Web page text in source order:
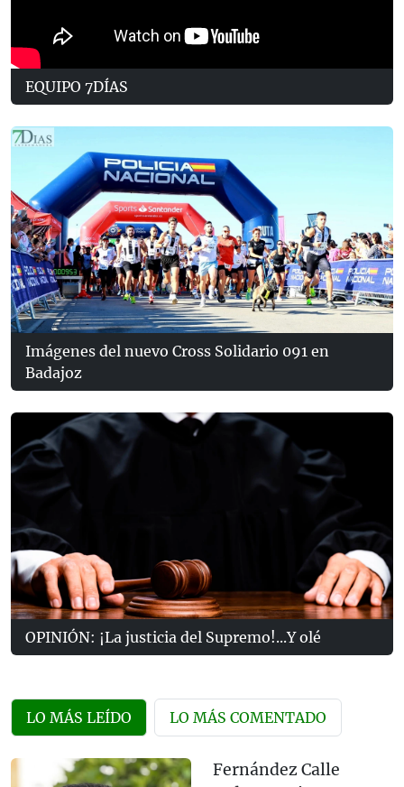
EQUIPO 7DÍAS
Imágenes del nuevo Cross Solidario 091 en
Badajoz
OPINIÓN: ¡La justicia del Supremo!...Y olé
LO MÁS LEÍDO LO MÁS COMENTADO
Fernández Calle